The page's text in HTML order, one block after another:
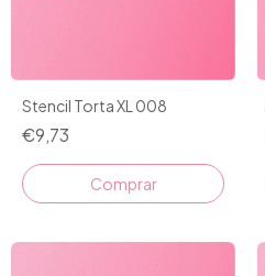
Stencil Torta XL 008
€9,73